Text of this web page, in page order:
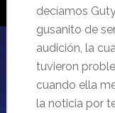
decíamos
gusanito de
audición, la
tuvieron
cuando ella
la noticia por